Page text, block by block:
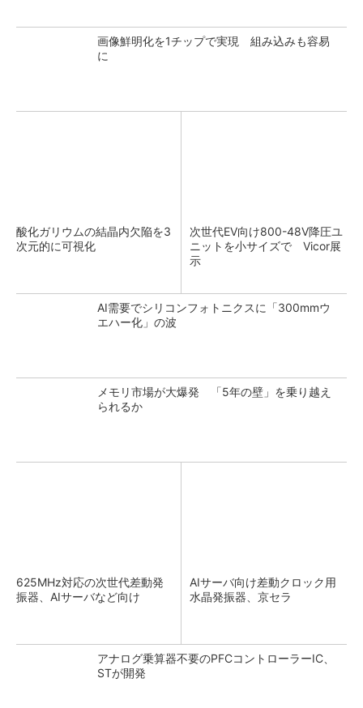
画像鮮明化を1チップで実現 組み込みも容易
に
酸化ガリウムの結晶内欠陥を3
次元的に可視化
次世代EV向け800-48V降圧ユ
ニットを小サイズで Vicor展
示
AI需要でシリコンフォトニクスに「300mmウ
エハー化」の波
メモリ市場が大爆発 「5年の壁」を乗り越え
られるか
625MHz対応の次世代差動発
振器、AIサーバなど向け
AIサーバ向け差動クロック用
水晶発振器、京セラ
アナログ乗算器不要のPFCコントローラーIC、
STが開発